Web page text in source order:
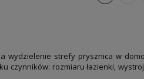
wydzielenie strefy prysznica w
czynników: rozmiaru łazienki,